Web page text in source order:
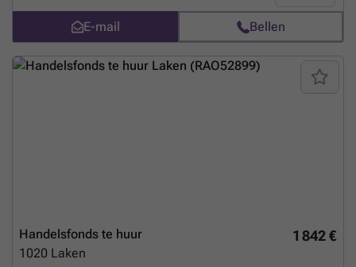
tweede jaar Provisie voor lasten: ±€100/maand (inclusief water,
verwarming, elektriciteit en gemeenschappelijke delen) Aandeel
onroerende voorheffing: ±€808/jaar Voor meer informatie of om een
bezoek te plannen, neem contact op met CENTURY 21 De Wand via
E-mail Bellen
1 842 €
Handelsfonds te huur
1020 Laken